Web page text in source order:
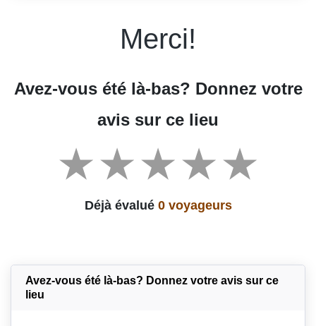
Merci!
Avez-vous été là-bas? Donnez votre
avis sur ce lieu
Déjà évalué 0 voyageurs
Avez-vous été là-bas? Donnez votre avis sur ce
lieu